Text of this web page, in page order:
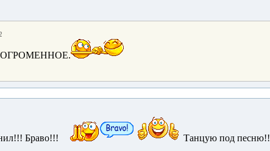
Браво!!! Танцую под песню!!